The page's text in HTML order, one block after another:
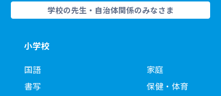
学校の先生・自治体関係のみなさま
小学校
国語
書写
家庭
保健・体育